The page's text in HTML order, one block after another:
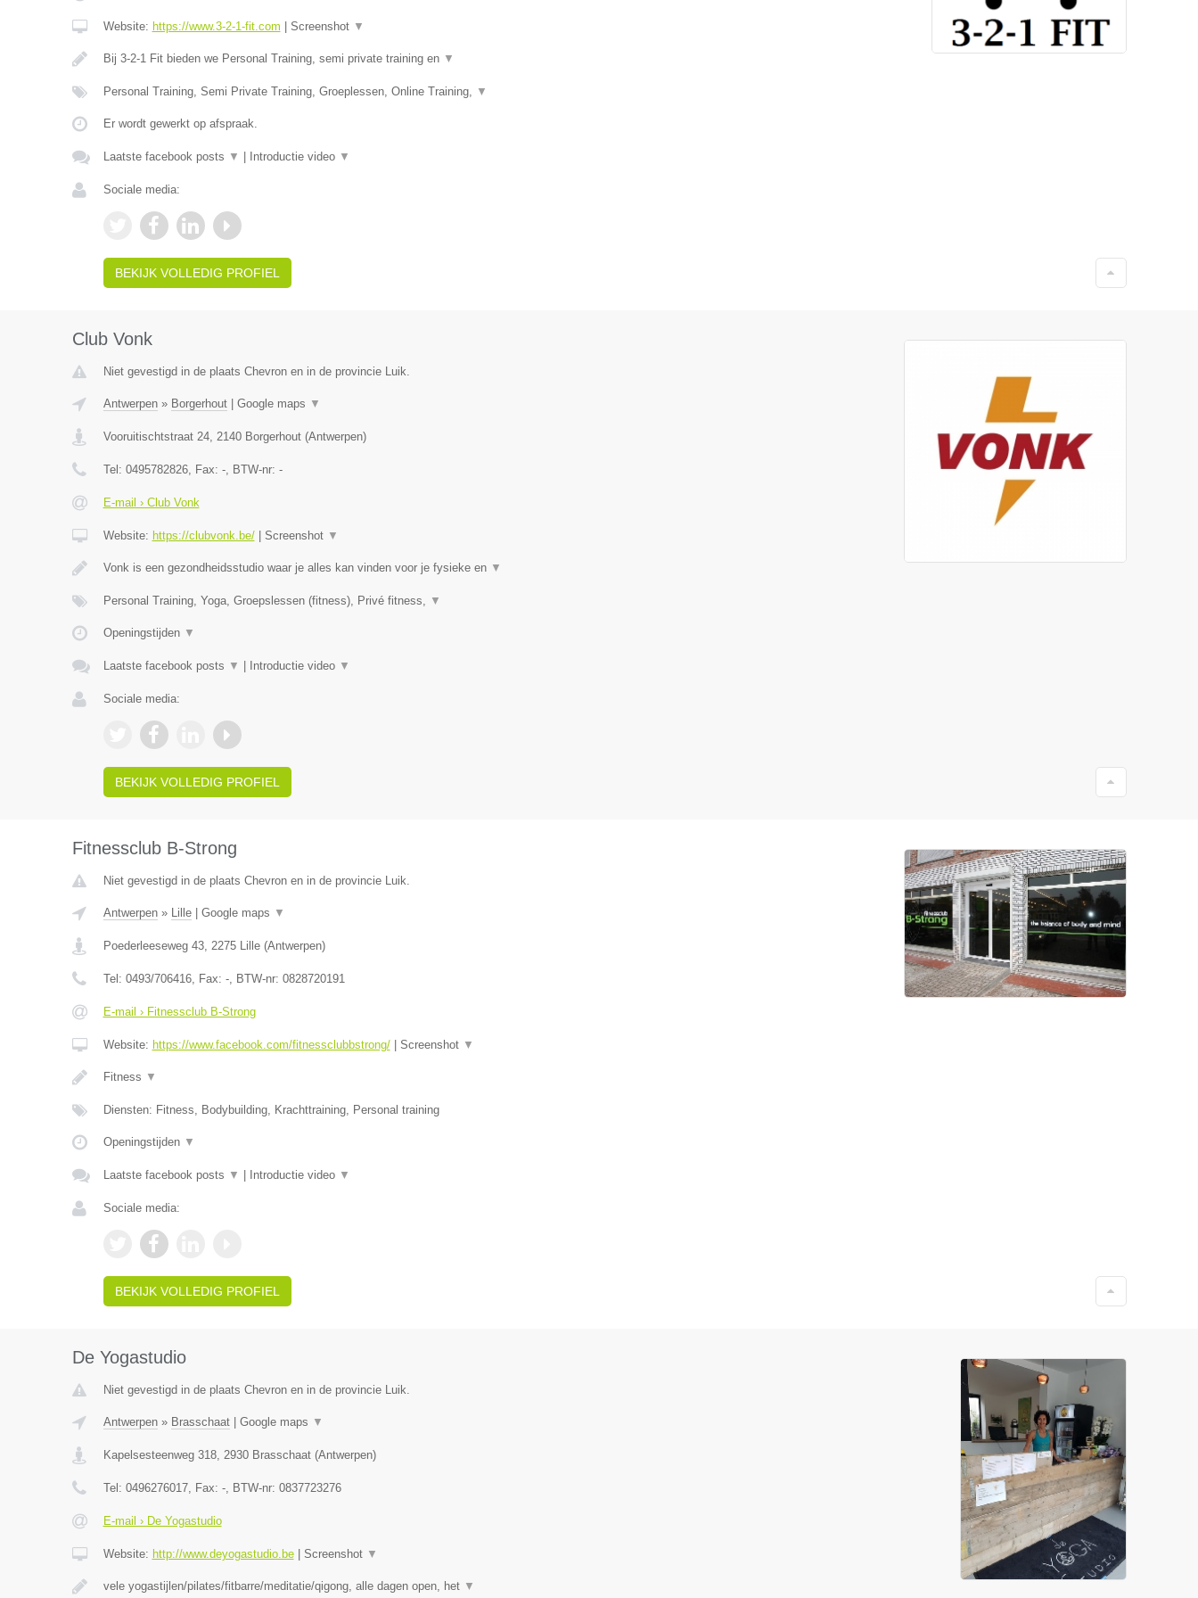
Website: https://www.3-2-1-fit.com Screenshot ▼
Bij 3-2-1 Fit bieden we Personal Training, semi private training en ▼
Personal Training, Semi Private Training, Groeplessen, Online Training, ▼
Er wordt gewerkt op afspraak.
Laatste facebook posts ▼ Introductie video ▼
Sociale media:
BEKIJK VOLLEDIG PROFIEL
Club Vonk
Niet gevestigd in de plaats Chevron en in de provincie Luik.
Antwerpen» Borgerhout| Google maps ▼
Vooruitischtstraat 24, 2140 Borgerhout(Antwerpen)
Tel: 0495782826, Fax: -, BTW-nr: -
E-mail › Club Vonk
Website: https://clubvonk.be/| Screenshot ▼
Vonk is een gezondheidsstudio waar je alles kan vinden voor je fysieke en ▼
Personal Training, Yoga, Groepslessen (fitness), Privé fitness, ▼
Openingstijden ▼
Laatste facebook posts ▼ Introductie video ▼
Sociale media:
BEKIJK VOLLEDIG PROFIEL
Fitnessclub B-Strong
Niet gevestigd in de plaats Chevron en in de provincie Luik.
Antwerpen» Lille| Google maps ▼
Poederleeseweg 43, 2275 Lille(Antwerpen)
Tel: 0493/706416, Fax: -, BTW-nr: 0828720191
E-mail › Fitnessclub B-Strong
Website: https://www.facebook.com/fitnessclubbstrong/| Screenshot ▼
Fitness ▼
Diensten: Fitness, Bodybuilding, Krachttraining, Personal training
Openingstijden ▼
Laatste facebook posts ▼ Introductie video ▼
Sociale media:
BEKIJK VOLLEDIG PROFIEL
De Yogastudio
Niet gevestigd in de plaats Chevron en in de provincie Luik.
Antwerpen» Brasschaat| Google maps ▼
Kapelsesteenweg 318, 2930 Brasschaat(Antwerpen)
Tel: 0496276017, Fax: -, BTW-nr: 0837723276
E-mail › De Yogastudio
Website: http://www.deyogastudio.be| Screenshot ▼
vele yogastijlen/pilates/fitbarre/meditatie/qigong, alle dagen open, het ▼